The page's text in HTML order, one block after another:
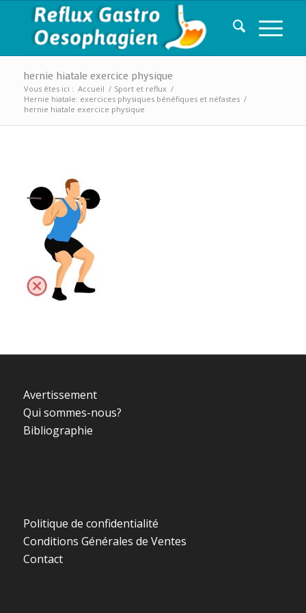
hernie hiatale exercice physique
Vous êtes ici : Accueil / Sport et reflux /
Hernie hiatale: exercices physiques bénéfiques et néfastes /
hernie hiatale exercice physique
Avertissement
Qui sommes-nous?
Bibliographie
Politique de confidentialité
Conditions Générales de Ventes
Contact